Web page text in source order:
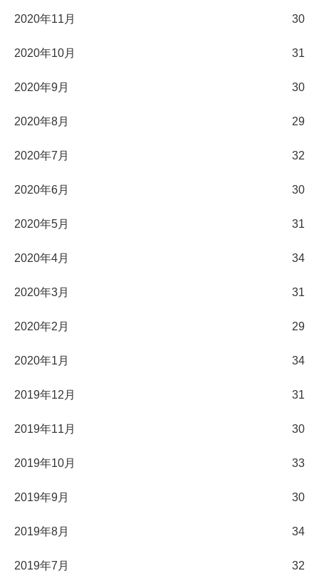
2020年11月 30
2020年10月 31
2020年9月 30
2020年8月 29
2020年7月 32
2020年6月 30
2020年5月 31
2020年4月 34
2020年3月 31
2020年2月 29
2020年1月 34
2019年12月 31
2019年11月 30
2019年10月 33
2019年9月 30
2019年8月 34
2019年7月 32